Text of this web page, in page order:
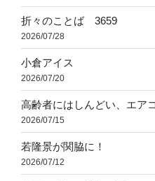
折々のことば 3659
2026/07/28
小倉アイス
2026/07/20
高齢者にはしんどい、エア
2026/07/15
若隆景が関脇に！
2026/07/12